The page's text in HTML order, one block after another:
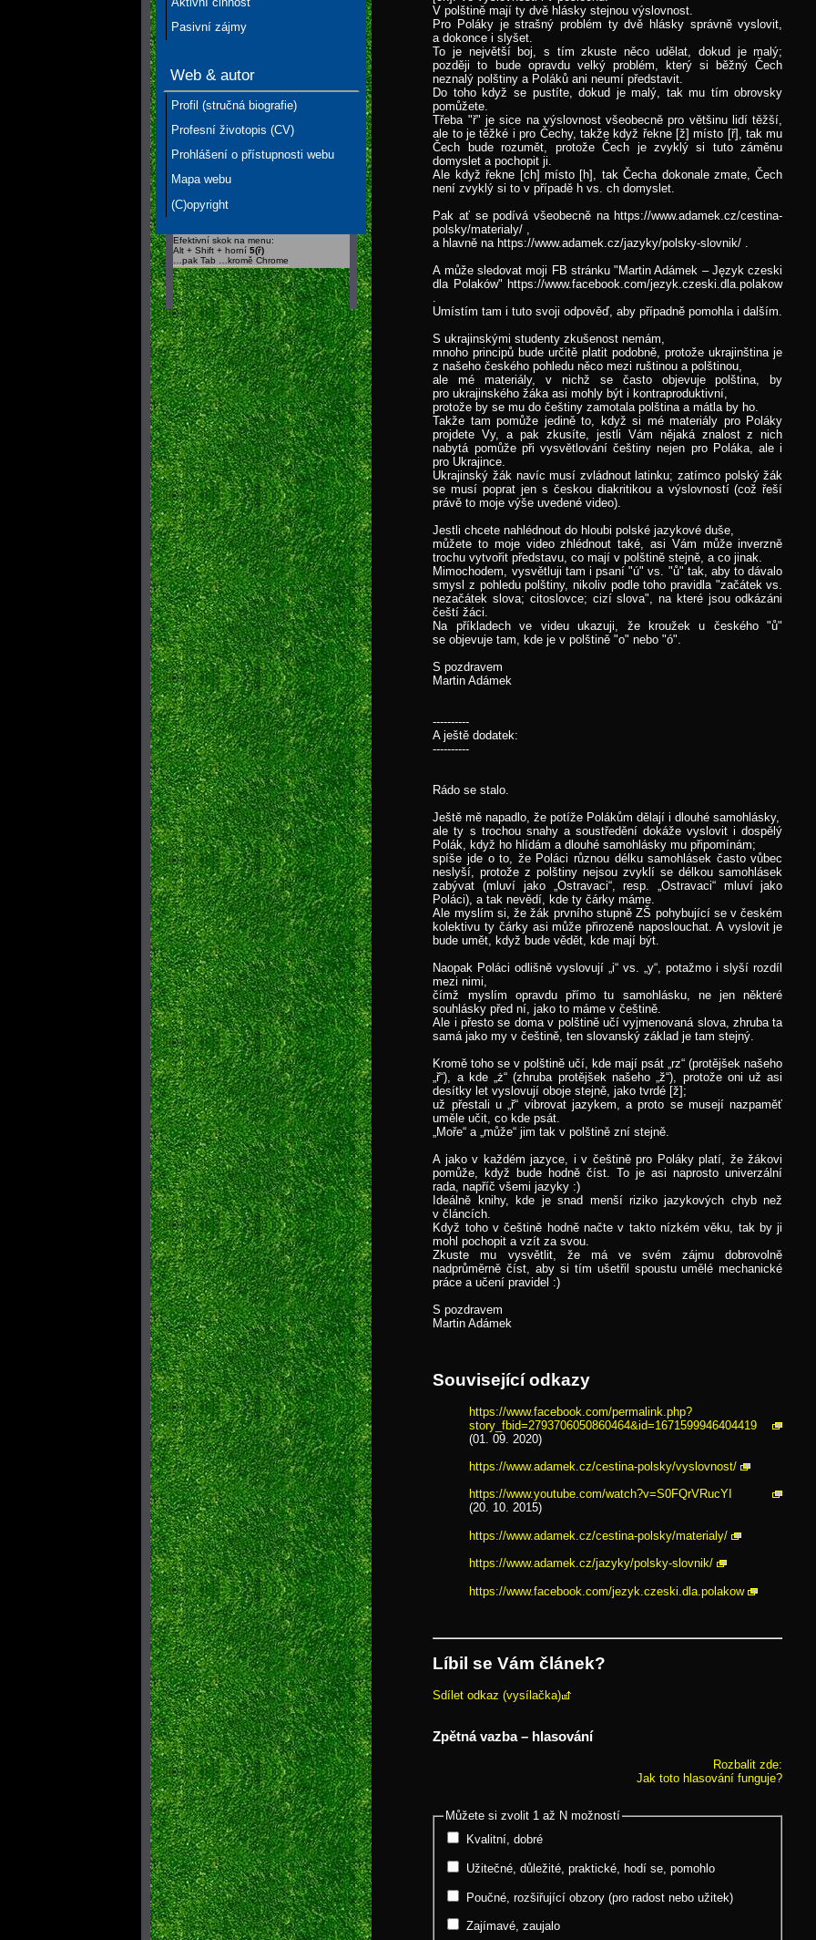
Pasivní zájmy
Web & autor
Profil (stručná biografie)
Profesní životopis (CV)
Prohlášení o přístupnosti webu
Mapa webu
(C)opyright
Efektivní skok na menu:
Alt + Shift + horní5(ř)
…pak Tab …kromě Chrome
V polštině mají ty dvě hlásky stejnou výslovnost.
Pro Poláky je strašný problém ty dvě hlásky správně vyslovit,
a dokonce i slyšet.
To je největší boj, s tím zkuste něco udělat, dokud je malý;
později to bude opravdu velký problém, který si běžný Čech
neznalý polštiny a Poláků ani neumí představit.
Do toho když se pustíte, dokud je malý, tak mu tím obrovsky
pomůžete.
Třeba "ř" je sice na výslovnost všeobecně pro většinu lidí těžší,
ale to je těžké i pro Čechy, takže když řekne [ž] místo [ř], tak mu
Čech bude rozumět, protože Čech je zvyklý si tuto záměnu
domyslet a pochopit ji.
Ale když řekne [ch] místo [h], tak Čecha dokonale zmate, Čech
není zvyklý si to v případě h vs. ch domyslet.
Pak ať se podívá všeobecně na https://www.adamek.cz/cestina-
polsky/materialy/ ,
a hlavně na https://www.adamek.cz/jazyky/polsky-slovnik/ .
A může sledovat moji FB stránku "Martin Adámek – Język czeski
dla Polaków" https://www.facebook.com/jezyk.czeski.dla.polakow
.
Umístím tam i tuto svoji odpověď, aby případně pomohla i dalším.
S ukrajinskými studenty zkušenost nemám,
mnoho principů bude určitě platit podobně, protože ukrajinština je
z našeho českého pohledu něco mezi ruštinou a polštinou,
ale mé materiály, v nichž se často objevuje polština, by
pro ukrajinského žáka asi mohly být i kontraproduktivní,
protože by se mu do češtiny zamotala polština a mátla by ho.
Takže tam pomůže jedině to, když si mé materiály pro Poláky
projdete Vy, a pak zkusíte, jestli Vám nějaká znalost z nich
nabytá pomůže při vysvětlování češtiny nejen pro Poláka, ale i
pro Ukrajince.
Ukrajinský žák navíc musí zvládnout latinku; zatímco polský žák
se musí poprat jen s českou diakritikou a výslovností (což řeší
právě to moje výše uvedené video).
Jestli chcete nahlédnout do hloubi polské jazykové duše,
můžete to moje video zhlédnout také, asi Vám může inverzně
trochu vytvořit představu, co mají v polštině stejně, a co jinak.
Mimochodem, vysvětluji tam i psaní "ú" vs. "ů" tak, aby to dávalo
smysl z pohledu polštiny, nikoliv podle toho pravidla "začátek vs.
nezačátek slova; citoslovce; cizí slova", na které jsou odkázáni
čeští žáci.
Na příkladech ve videu ukazuji, že kroužek u českého "ů"
se objevuje tam, kde je v polštině "o" nebo "ó".
S pozdravem
Martin Adámek
----------
A ještě dodatek:
----------
Rádo se stalo.
Ještě mě napadlo, že potíže Polákům dělají i dlouhé samohlásky,
ale ty s trochou snahy a soustředění dokáže vyslovit i dospělý
Polák, když ho hlídám a dlouhé samohlásky mu připomínám;
spíše jde o to, že Poláci různou délku samohlásek často vůbec
neslyší, protože z polštiny nejsou zvyklí se délkou samohlásek
zabývat (mluví jako „Ostravaci“, resp. „Ostravaci“ mluví jako
Poláci), a tak nevědí, kde ty čárky máme.
Ale myslím si, že žák prvního stupně ZŠ pohybující se v českém
kolektivu ty čárky asi může přirozeně naposlouchat. A vyslovit je
bude umět, když bude vědět, kde mají být.
Naopak Poláci odlišně vyslovují „i“ vs. „y“, potažmo i slyší rozdíl
mezi nimi,
čímž myslím opravdu přímo tu samohlásku, ne jen některé
souhlásky před ní, jako to máme v češtině.
Ale i přesto se doma v polštině učí vyjmenovaná slova, zhruba ta
samá jako my v češtině, ten slovanský základ je tam stejný.
Kromě toho se v polštině učí, kde mají psát „rz“ (protějšek našeho
„ř“), a kde „ż“ (zhruba protějšek našeho „ž“), protože oni už asi
desítky let vyslovují oboje stejně, jako tvrdé [ž];
už přestali u „ř“ vibrovat jazykem, a proto se musejí nazpaměť
uměle učit, co kde psát.
„Moře“ a „může“ jim tak v polštině zní stejně.
A jako v každém jazyce, i v češtině pro Poláky platí, že žákovi
pomůže, když bude hodně číst. To je asi naprosto univerzální
rada, napříč všemi jazyky :)
Ideálně knihy, kde je snad menší riziko jazykových chyb než
v článcích.
Když toho v češtině hodně načte v takto nízkém věku, tak by ji
mohl pochopit a vzít za svou.
Zkuste mu vysvětlit, že má ve svém zájmu dobrovolně
nadprůměrně číst, aby si tím ušetřil spoustu umělé mechanické
práce a učení pravidel :)
S pozdravem
Martin Adámek
Související odkazy
https://www.facebook.com/permalink.php?
story_fbid=2793706050860464&id=1671599946404419
(01. 09. 2020)
https://www.adamek.cz/cestina-polsky/vyslovnost/
https://www.youtube.com/watch?v=S0FQrVRucYI
(20. 10. 2015)
https://www.adamek.cz/cestina-polsky/materialy/
https://www.adamek.cz/jazyky/polsky-slovnik/
https://www.facebook.com/jezyk.czeski.dla.polakow
Líbil se Vám článek?
Sdílet odkaz (vysílačka)
Zpětná vazba – hlasování
Rozbalit zde:
Jak toto hlasování funguje?
Můžete si zvolit 1 až N možností
Kvalitní, dobré
Užitečné, důležité, praktické, hodí se, pomohlo
Poučné, rozšiřující obzory (pro radost nebo užitek)
Zajímavé, zaujalo